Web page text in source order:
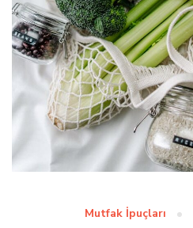
Mutfak İpuçları